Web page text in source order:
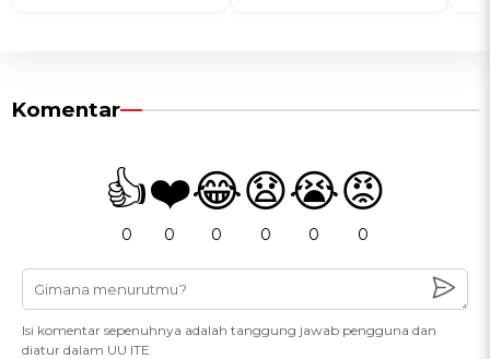
Komentar
👍
0
❤️
0
😂
0
😧
0
😭
0
😡
0
Isi komentar sepenuhnya adalah tanggung jawab pengguna dan
diatur dalam UU ITE